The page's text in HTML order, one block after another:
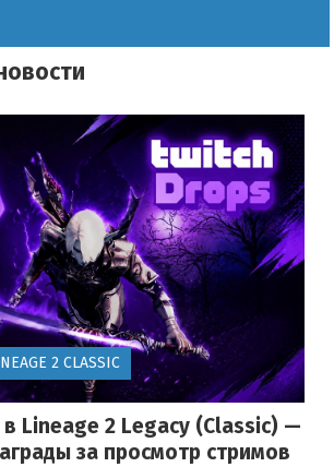
2 CLASSIC
Lineage 2 Legacy (Classic) —
за просмотр стримов